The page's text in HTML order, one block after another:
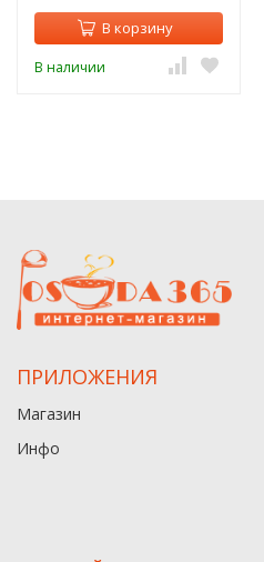
В корзину
В наличии
ПРИЛОЖЕНИЯ
Магазин
Инфо